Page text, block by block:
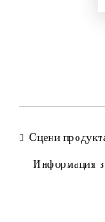
Оцени
Информация